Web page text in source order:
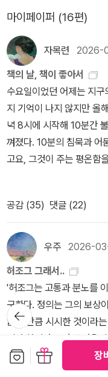
장
개인의 일상에 머무르게
다는 것이 이 책의 장점
순리대로 연결해 보며 그
만, 단단한 레이랜드의 침
림을 즐길 수 있도록 하기
심함과 집요함은 그의 내
면마저 끄집어 올렸다. 특
다른 새로운 것을 찾고
상이 특별하였기에 다른
아니었을지 조심스레 짐
을 살아왔고, 지금 어떤
발짝 물러나 오롯이 자기
것이다. 친밀함을 느낄 수
이고픈 욕심을 품게 할지
로의 마음을 읽기라도 한
나눠보는 건 어떨까? 굳이
다. 적당한 말을 떠올리지
묵의 공간을 애틋함으로
발견의 기회를 흘려보내
의 삶 위주로 적어보았지
물이 등장한다. 레이랜드
지 정도씩 거의 매일 읽었
드와 함께 나는 이탈리아
바다에 발을 담그기도 했
었다가 사별 후 레이랜드
페에 앉아 카를로타가 가
되었던 감옥 안에도, 출옥
레이랜드가 사준 집 안에
은 오진 때문에 새로운 삶
수 있었고, 그와 함께 런던
어디 공간뿐인가. 레이랜
그 덕분에 레이랜드의 절
러 번 들을 수 있었고, 그가
고 무엇보다 레이랜드의
정을 목도하며 아버지로서
록 유지되었던 이들과의
한 MRI 사진은 레이랜드
만, 레이랜드에게는 운명
자신을 병원으로 실려가
실을 받아들여야 했고, 그
아야 한다는 사실을 받아
리하려고 했다. 날벼락처
드는 소설 끝에 가서 자
이다. '내 인생의 시간으로
사용해 찾아가는 과정을
소설을 읽는 동안 파스칼
작가분이 6월 말 타계하셨
지막 작품이 되었다. 마지
국을 환영합니다.'내가 나
말 기이해. 내가 여전히 그
아주 멀리 떨어져서 오늘
러일으키지. 내가 당시에
느끼지 못하면서 세상을
있으면서, 어딘가에는 존
착각한 걸까? 혹시 언제나
만 살 뿐 자기 자신에게는
기만 하는 걸까?- P268
나의 상상력을 갖다대면
만이 아니었다. 온전한 삶
기에, 자신이 살아 있었던
판사도 팔았는데), 죽음에
다른 사람의 뇌사진과 바
사진 아래의 환자 이름을
죽을 것이라고 하고 곧 죽
의사라니. 이렇게 하여 누
되찾았다는 것을 알아차
웅장하게 나아간다. 하루
을 되풀이하면서. 나는 이
온전히 이 책에만 매달렸
서, 하고 싶은 말도 너무
제처럼 의무처럼 책 속 사
마나 다행스럽던지. 읽고
정을 되풀이했다. 내가 언
다시 만족하고 고마워하
주는 듯하였다. 좋은 사람
는 사람을 보면 당사자의
랜드와 이어진 사람 중 형
어 오진한 의사조차 악의
마이페이퍼 (16편)
자목련 2026-
책의 날, 책이 좋아서
수요일이었던 어제는 지
지 기억이 나지 않지만 올
녁 8시에 시작해 10분간
껴졌다. 10분의 침묵과 어
고요, 그것이 주는 평온함
요일이고 오늘은 세계 책
과 생일이 되었다. 음력으
과 생일이 같은 해도 맞이
한 책을 기록한다. 가까이
쨍한 핑크 책등이 인상적인
가 읽지 않은 책이라 하니
다. 읽기 전이지만 나는
하는 사람과 좋아하는 것
그러니 이 글을 쓰는 지금
과 이름도 어려운 게오르
믿고 읽는 이들의 리뷰 덕
공감 (35) 댓글 (22)
우주 2026-
허조그 그래서..
'허조그는 고통과 분노를
구한다. 정의는 그의 보상
없을 만큼 시시한 것이라
니까.하지만 그건 두려움
없는....그래도 사상가나
려고 안간힘을 쓰는 일
뒤로가
기